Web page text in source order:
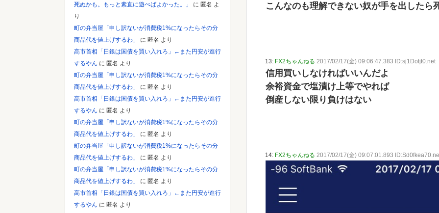
こんなのも理解できない奴が手を出したら
13: FX2ちゃんねる 2017/02/17(金) 09:06:47.383 ID:sj1Dotjt0.net
信用買いしなければいいんだよ
余裕資金で塩漬け上等でやれば
倒産しない限り負けはない
14: FX2ちゃんねる 2017/02/17(金) 09:07:01.893
死ぬかも。もっと素直に遊べばよかった。」
に 匿名 よ
り
町の弁当屋「申し訳ないが消費税1%になったらその分
商品代を値上げするわ」
に 匿名 より
高市首相「日銀は国債を買い入れろ」←また円安が進行
するやん に 匿名 より
町の弁当屋「申し訳ないが消費税1%になったらその分
商品代を値上げするわ」
に 匿名 より
高市首相「日銀は国債を買い入れろ」←また円安が進行
するやん に 匿名 より
町の弁当屋「申し訳ないが消費税1%になったらその分
商品代を値上げするわ」
に 匿名 より
町の弁当屋「申し訳ないが消費税1%になったらその分
商品代を値上げするわ」
に 匿名 より
町の弁当屋「申し訳ないが消費税1%になったらその分
商品代を値上げするわ」
に 匿名 より
高市首相「日銀は国債を買い入れろ」←また円安が進行
するやん に 匿名 より